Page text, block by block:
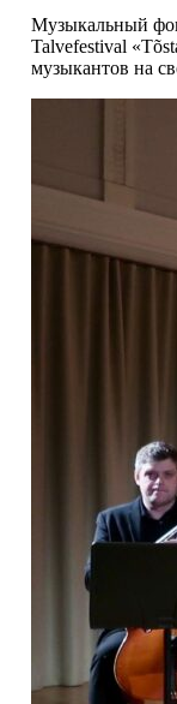
Музыкальный
Talvefestival
музыкантов на